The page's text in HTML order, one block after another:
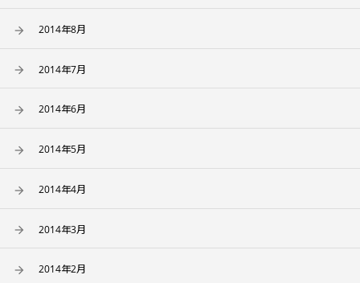
2014年8月
2014年7月
2014年6月
2014年5月
2014年4月
2014年3月
2014年2月